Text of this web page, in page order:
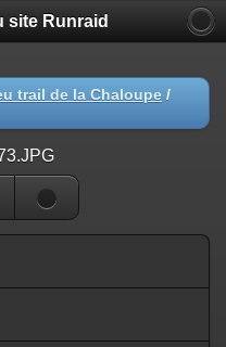
site Runraid
trail de la Chaloupe /